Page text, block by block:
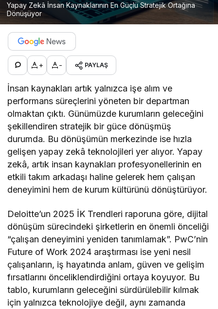
Yapay Zekâ İnsan Kaynaklarının En Güçlü Stratejik Ortağına
Dönüşüyor
+ - PAYLAŞ
İnsan kaynakları artık yalnızca işe alım ve
performans süreçlerini yöneten bir departman
olmaktan çıktı. Günümüzde kurumların geleceğini
şekillendiren stratejik bir güce dönüşmüş
durumda. Bu dönüşümün merkezinde ise hızla
gelişen yapay zekâ teknolojileri yer alıyor. Yapay
zekâ, artık insan kaynakları profesyonellerinin en
etkili takım arkadaşı haline gelerek hem çalışan
deneyimini hem de kurum kültürünü dönüştürüyor.
Deloitte’un 2025 İK Trendleri raporuna göre, dijital
dönüşüm sürecindeki şirketlerin en önemli önceliği
“çalışan deneyimini yeniden tanımlamak”. PwC’nin
Future of Work 2024 araştırması ise yeni nesil
çalışanların, iş hayatında anlam, güven ve gelişim
fırsatlarını önceliklendirdiğini ortaya koyuyor. Bu
tablo, kurumların geleceğini sürdürülebilir kılmak
için yalnızca teknolojiye değil, aynı zamanda